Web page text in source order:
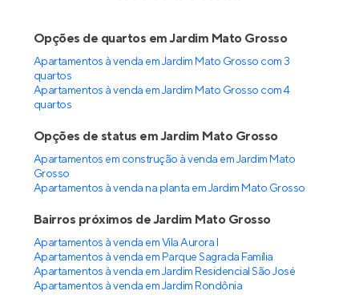
Opções de quartos em Jardim Mato Grosso
Apartamentos à venda em Jardim Mato Grosso com 3
quartos
Apartamentos à venda em Jardim Mato Grosso com 4
quartos
Opções de status em Jardim Mato Grosso
Apartamentos em construção à venda em Jardim Mato
Grosso
Apartamentos à venda na planta em Jardim Mato Grosso
Bairros próximos de Jardim Mato Grosso
Apartamentos à venda em Vila Aurora I
Apartamentos à venda em Parque Sagrada Família
Apartamentos à venda em Jardim Residencial São José
Apartamentos à venda em Jardim Rondônia